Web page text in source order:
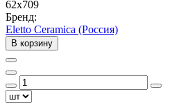
62x709
Бренд:
Eletto Ceramica (Россия)
В корзину